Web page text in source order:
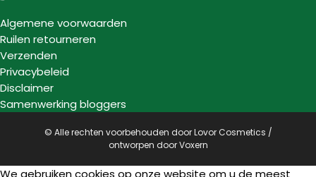
Algemene voorwaarden
Ruilen retourneren
Verzenden
Privacybeleid
Disclaimer
Samenwerking bloggers
© Alle rechten voorbehouden door Lovor Cosmetics /
ontworpen doorVoxern
We gebruiken cookies op onze website om u de meest